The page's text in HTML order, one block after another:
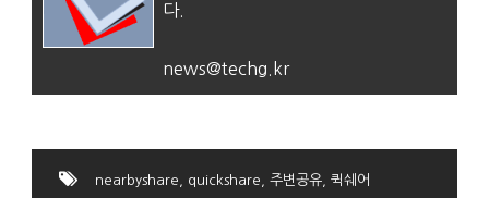
다.
news@techg.kr
nearbyshare quickshare 주변공유 퀵쉐어